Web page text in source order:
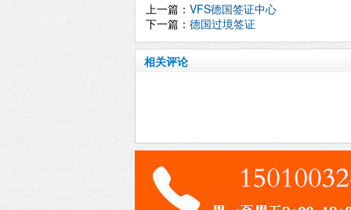
上一篇： VFS德国签证中心
下一篇： 德国过境签证
相关评论